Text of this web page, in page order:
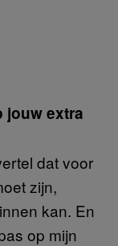
jouw extra
dat voor
zijn,
kan. En
op mijn